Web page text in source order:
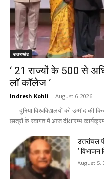
उत्तराखंड
‘ 21 राज्यों के 500 से
लाॅ काॅलेज ‘
Indresh Kohli - August 6, 2026
- दुनिया विश्वविद्यालयों को उम्मीद
छात्रों के स्वागत में आज दीक्षारम्भ
उत्तरांचल
‘ विभाजन
August 5,